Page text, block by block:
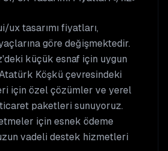
ux tasarımı fiyatları,
göre değişmektedir.
küçük esnaf için uygun
Köşkü çevresindeki
için özel çözümler ve yerel
paketleri sunuyoruz.
için esnek ödeme
vadeli destek hizmetleri